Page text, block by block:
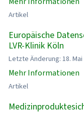
Artikel
Europäische
LVR-Klinik Köln
Letzte Änderung: 18. Mai
Mehr Informationen
Artikel